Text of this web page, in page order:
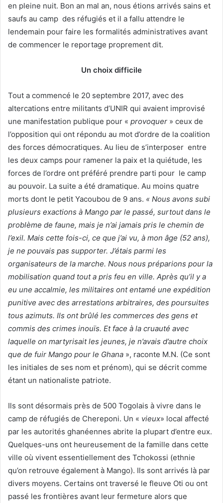
en pleine nuit. Bon an mal an, nous étions arrivés sains et
saufs au camp des réfugiés et il a fallu attendre le
lendemain pour faire les formalités administratives avant
de commencer le reportage proprement dit.
Un choix difficile
Tout a commencé le 20 septembre 2017, avec des
altercations entre militants d’UNIR qui avaient improvisé
une manifestation publique pour « provoquer » ceux de
l’opposition qui ont répondu au mot d’ordre de la coalition
des forces démocratiques. Au lieu de s’interposer entre
les deux camps pour ramener la paix et la quiétude, les
forces de l’ordre ont préféré prendre parti pour le camp
au pouvoir. La suite a été dramatique. Au moins quatre
morts dont le petit Yacoubou de 9 ans. « Nous avons subi
plusieurs exactions à Mango par le passé, surtout dans le
problème de faune, mais je n’ai jamais pris le chemin de
l’exil. Mais cette fois-ci, ce que j’ai vu, à mon âge (52 ans),
je ne pouvais pas supporter. J’étais parmi les
organisateurs de la marche. Nous nous préparions pour la
mobilisation quand tout a pris feu en ville. Après qu’il y a
eu une accalmie, les militaires ont entamé une expédition
punitive avec des arrestations arbitraires, des poursuites
tous azimuts. Ils ont brûlé les commerces des gens et
commis des crimes inouïs. Et face à la cruauté avec
laquelle on martyrisait les jeunes, je n’avais d’autre choix
que de fuir Mango pour le Ghana », raconte M.N. (Ce sont
les initiales de ses nom et prénom), qui se décrit comme
étant un nationaliste patriote.
Ils sont désormais près de 500 Togolais à vivre dans le
camp de réfugiés de Chereponi. Un « vieux» local affecté
par les autorités ghanéennes abrite la plupart d’entre eux.
Quelques-uns ont heureusement de la famille dans cette
ville où vivent essentiellement des Tchokossi (ethnie
qu’on retrouve également à Mango). Ils sont arrivés là par
divers moyens. Certains ont traversé le fleuve Oti ou ont
passé les frontières avant leur fermeture alors que